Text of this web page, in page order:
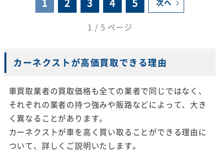
1 2 3 4 5 次へ
1 / 5 ページ
カーネクストが高価買取できる理由
車買取業者の買取価格も全ての業者で同じではなく、
それぞれの業者の持つ強みや販路などによって、大き
く異なることがあります。
カーネクストが車を高く買い取ることができる理由に
ついて、詳しくご説明いたします。